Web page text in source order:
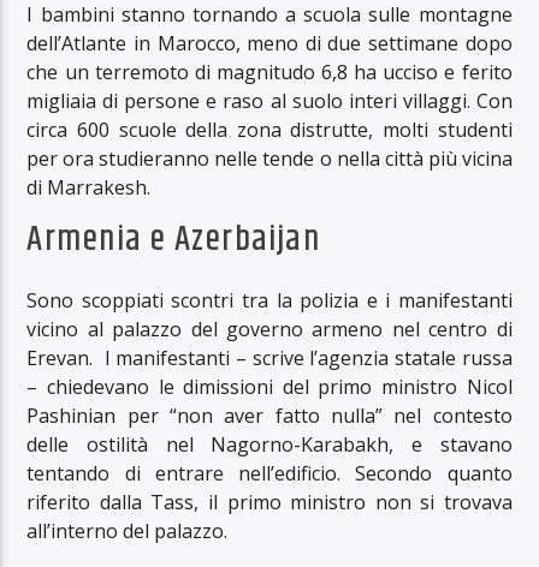
I bambini stanno tornando a scuola sulle montagne
dell’Atlante in Marocco, meno di due settimane dopo
che un terremoto di magnitudo 6,8 ha ucciso e ferito
migliaia di persone e raso al suolo interi villaggi. Con
circa 600 scuole della zona distrutte, molti studenti
per ora studieranno nelle tende o nella città più vicina
di Marrakesh.
Armenia e Azerbaijan
Sono scoppiati scontri tra la polizia e i manifestanti
vicino al palazzo del governo armeno nel centro di
Erevan. I manifestanti – scrive l’agenzia statale russa
– chiedevano le dimissioni del primo ministro Nicol
Pashinian per “non aver fatto nulla” nel contesto
delle ostilità nel Nagorno-Karabakh, e stavano
tentando di entrare nell’edificio. Secondo quanto
riferito dalla Tass, il primo ministro non si trovava
all’interno del palazzo.